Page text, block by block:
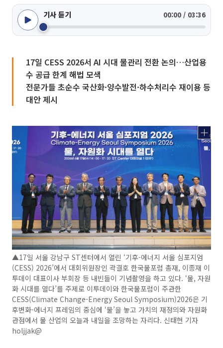
기사 듣기 00:00 / 03:36
17일 CESS 2026서 AI 시대 물관리 전환 논의…산업용
수 공급 한계 해법 모색
전문가들 초순수 국산화·양수발전·하수처리수 재이용 등
대안 제시
▲17일 서울 강남구 ST센터에서 열린 ‘기후-에너지 서울 심포지엄
(CESS) 2026’에서 대회위원장인 곽결호 한국물포럼 총재, 이종재 이
투데이 대표이사 부회장 등 내빈들이 기념촬영을 하고 있다. ‘물, 자원
화 시대를 열다’를 주제로 이투데이와 한국물포럼이 주관한
CESS(Climate Change-Energy Seoul Symposium)2026은 기
후변화-에너지 프레임의 중심에 ‘물’을 놓고 가치의 재정의와 자원화
관점에서 물 산업의 오늘과 내일을 조망하는 자리다. 신태현 기자
holjjak@